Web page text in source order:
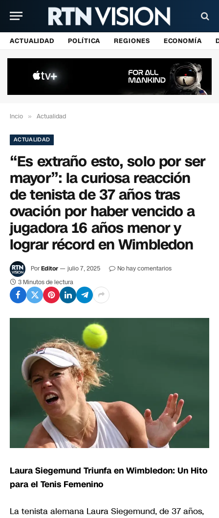
ACTUALIDAD POLÍTICA REGIONES ECONOMÍA
Incio » Actualidad
ACTUALIDAD
“Es extraño esto, solo por ser
mayor”: la curiosa reacción
de tenista de 37 años tras
ovación por haber vencido a
jugadora 16 años menor y
lograr récord en Wimbledon
PorEditor julio 7, 2025
No hay comentarios
3 Minutos de lectura
Laura Siegemund Triunfa en Wimbledon: Un Hito
para el Tenis Femenino
La tenista alemana Laura Siegemund, de 37 años,